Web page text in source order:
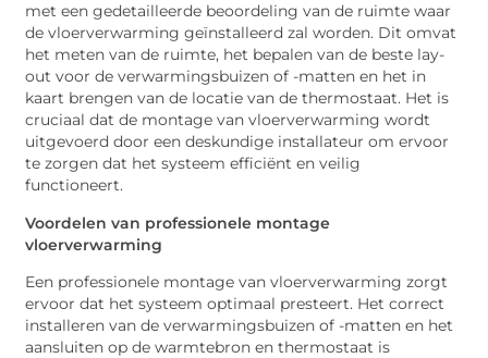
met een gedetailleerde beoordeling van de ruimte waar
de vloerverwarming geïnstalleerd zal worden. Dit omvat
het meten van de ruimte, het bepalen van de beste lay-
out voor de verwarmingsbuizen of -matten en het in
kaart brengen van de locatie van de thermostaat. Het is
cruciaal dat de montage van vloerverwarming wordt
uitgevoerd door een deskundige installateur om ervoor
te zorgen dat het systeem efficiënt en veilig
functioneert.
Voordelen van professionele montage
vloerverwarming
Een professionele montage van vloerverwarming zorgt
ervoor dat het systeem optimaal presteert. Het correct
installeren van de verwarmingsbuizen of -matten en het
aansluiten op de warmtebron en thermostaat is